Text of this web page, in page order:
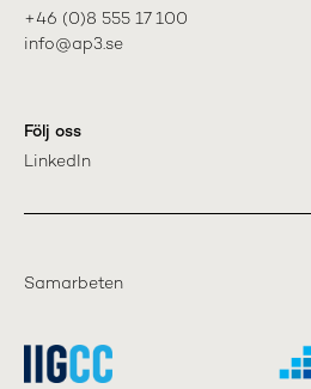
+46 (0)8 555 17 100
info@ap3.se
Följ oss
LinkedIn
Samarbeten